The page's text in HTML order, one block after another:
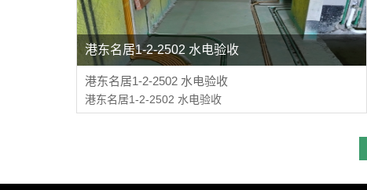
港东名居1-2-2502 水电验收
港东名居1-2-2502 水电验收
港东名居1-2-2502 水电验收